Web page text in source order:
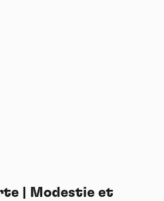
| Modestie et